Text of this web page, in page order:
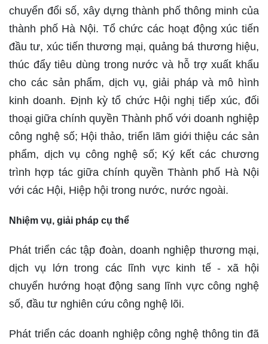
chuyển đổi số, xây dựng thành phố thông minh của
thành phố Hà Nội. Tổ chức các hoạt động xúc tiến
đầu tư, xúc tiến thương mại, quảng bá thương hiệu,
thúc đẩy tiêu dùng trong nước và hỗ trợ xuất khẩu
cho các sản phẩm, dịch vụ, giải pháp và mô hình
kinh doanh. Định kỳ tổ chức Hội nghị tiếp xúc, đối
thoại giữa chính quyền Thành phố với doanh nghiệp
công nghệ số; Hội thảo, triển lãm giới thiệu các sản
phẩm, dịch vụ công nghệ số; Ký kết các chương
trình hợp tác giữa chính quyền Thành phố Hà Nội
với các Hội, Hiệp hội trong nước, nước ngoài.
Nhiệm vụ, giải pháp cụ thể
Phát triển các tập đoàn, doanh nghiệp thương mại,
dịch vụ lớn trong các lĩnh vực kinh tế - xã hội
chuyển hướng hoạt động sang lĩnh vực công nghệ
số, đầu tư nghiên cứu công nghệ lõi.
Phát triển các doanh nghiệp công nghệ thông tin đã